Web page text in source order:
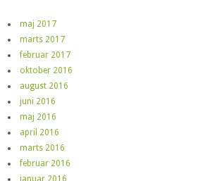
maj 2017
marts 2017
februar 2017
oktober 2016
august 2016
juni 2016
maj 2016
april 2016
marts 2016
februar 2016
januar 2016